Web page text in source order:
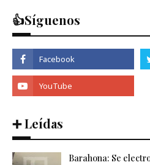
👍Síguenos
➕ Leídas
Barahona: Se